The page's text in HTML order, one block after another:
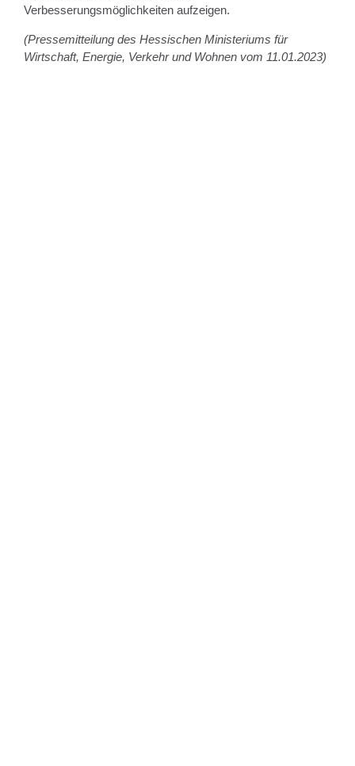
Verbesserungsmöglichkeiten aufzeigen.
(Pressemitteilung des Hessischen Ministeriums für
Wirtschaft, Energie, Verkehr und Wohnen vom 11.01.2023)